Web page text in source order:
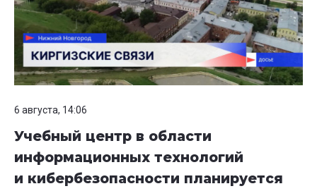
6 августа, 14:06
Учебный центр в области
информационных технологий
и кибербезопасности планируется